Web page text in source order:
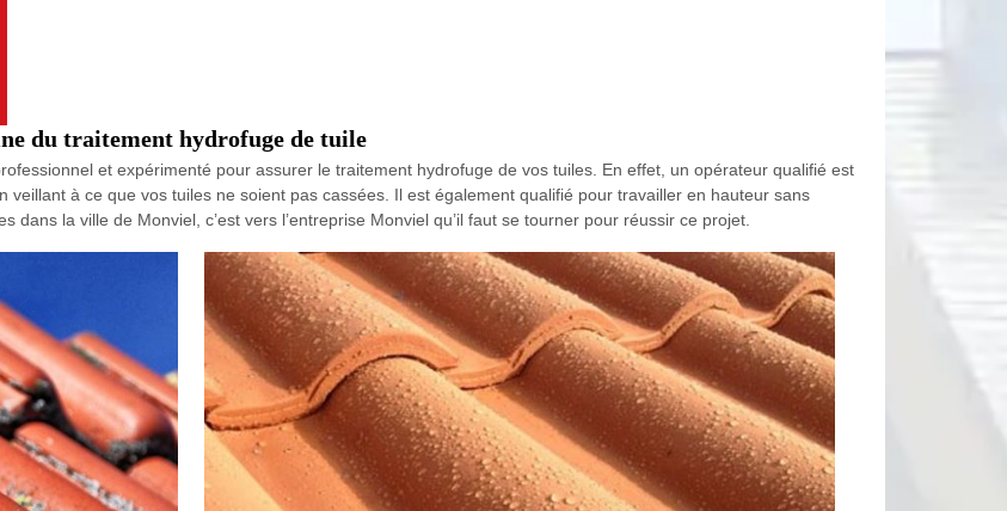
du traitement hydrofuge de tuile
et expérimenté pour assurer le traitement hydrofuge de vos tuiles. En effet, un opérateur qualifié est
veillant à ce que vos tuiles ne soient pas cassées. Il est également qualifié pour travailler en hauteur sans
dans la ville de Monviel, c’est vers l’entreprise Monviel qu’il faut se tourner pour réussir ce projet.